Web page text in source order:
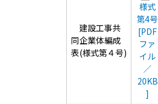
建設工事共
同企業体編成
表(様式第４号)
様式
第4号
[PDF
ファ
イル
／
20KB
]